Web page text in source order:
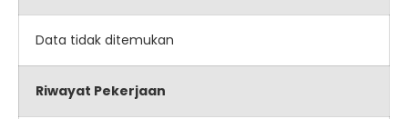
Data tidak ditemukan
Riwayat Pekerjaan